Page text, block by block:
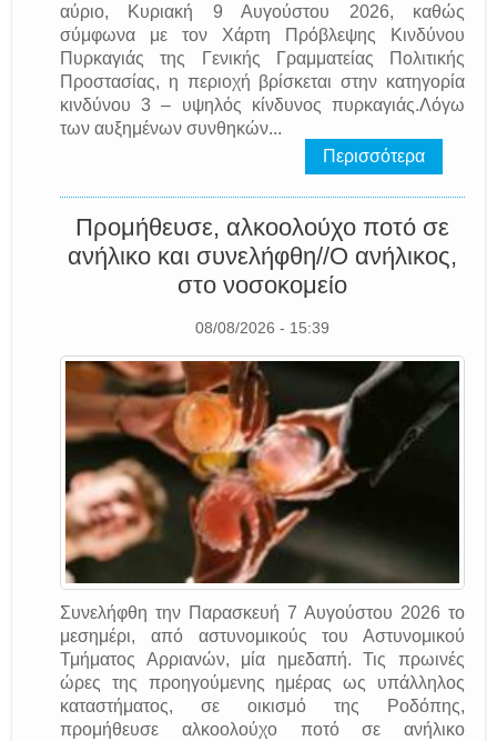
αύριο, Κυριακή 9 Αυγούστου 2026, καθώς
σύμφωνα με τον Χάρτη Πρόβλεψης Κινδύνου
Πυρκαγιάς της Γενικής Γραμματείας Πολιτικής
Προστασίας, η περιοχή βρίσκεται στην κατηγορία
κινδύνου 3 – υψηλός κίνδυνος πυρκαγιάς.Λόγω
των αυξημένων συνθηκών...
Περισσότερα
Προμήθευσε, αλκοολούχο ποτό σε
ανήλικο και συνελήφθη//Ο ανήλικος,
στο νοσοκομείο
08/08/2026 - 15:39
Συνελήφθη την Παρασκευή 7 Αυγούστου 2026 το
μεσημέρι, από αστυνομικούς του Αστυνομικού
Τμήματος Αρριανών, μία ημεδαπή. Τις πρωινές
ώρες της προηγούμενης ημέρας ως υπάλληλος
καταστήματος, σε οικισμό της Ροδόπης,
προμήθευσε αλκοολούχο ποτό σε ανήλικο